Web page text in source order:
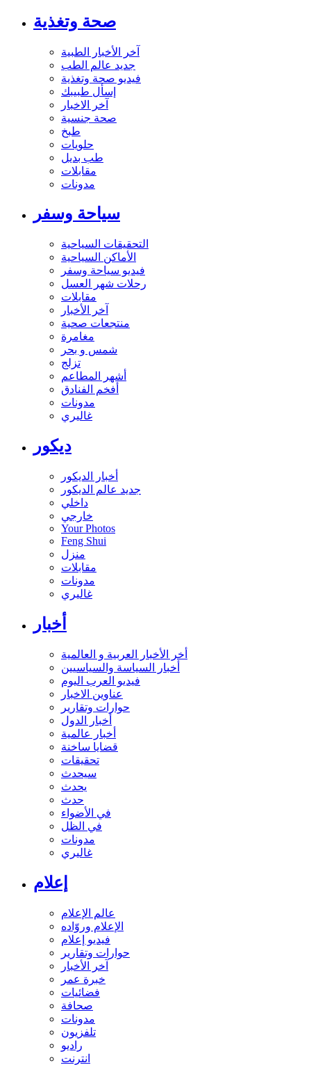
صحة وتغذية
آخر الأخبار الطبية
جديد عالم الطب
فيديو صحة وتغذية
إسأل طبيبك
آخر الاخبار
صحة جنسية
طبخ
حلويات
طب بديل
مقابلات
مدونات
سياحة وسفر
التحقيقات السياحية
الأماكن السياحية
فيديو سياحة وسفر
رحلات شهر العسل
مقابلات
آخر الأخبار
منتجعات صحية
مغامرة
شمس و بحر
تزلج
أشهر المطاعم
أفخم الفنادق
مدونات
غاليري
ديكور
أخبار الديكور
جديد عالم الديكور
داخلي
خارجي
Your Photos
Feng Shui
منزل
مقابلات
مدونات
غاليري
أخبار
أخر الأخبار العربية و العالمية
أخبار السياسة والسياسيين
فيديو العرب اليوم
عناوين الاخبار
حوارات وتقارير
أخبار الدول
أخبار عالمية
قضايا ساخنة
تحقيقات
سيحدث
يحدث
حدث
في الأضواء
في الظل
مدونات
غاليري
إعلام
عالم الإعلام
الإعلام وروّاده
فيديو إعلام
حوارات وتقارير
آخر الأخبار
خبرة عمر
فضائيات
صحافة
مدونات
تلفزيون
راديو
انترنت